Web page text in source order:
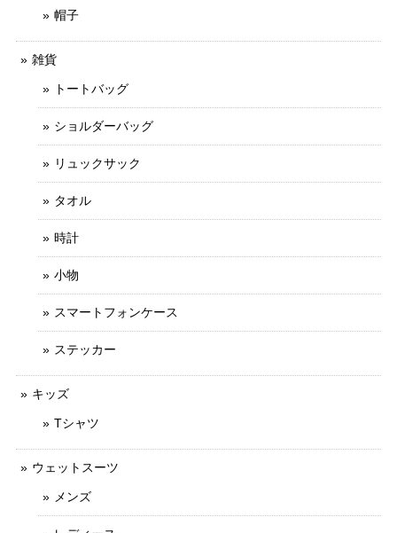
帽子
雑貨
トートバッグ
ショルダーバッグ
リュックサック
タオル
時計
小物
スマートフォンケース
ステッカー
キッズ
Tシャツ
ウェットスーツ
メンズ